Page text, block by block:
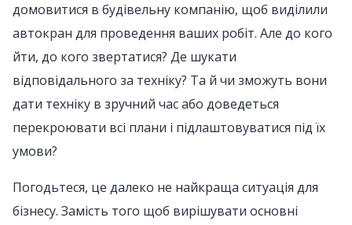
домовитися в будівельну компанію, щоб виділили
автокран для проведення ваших робіт. Але до кого
йти, до кого звертатися? Де шукати
відповідального за техніку? Та й чи зможуть вони
дати техніку в зручний час або доведеться
перекроювати всі плани і підлаштовуватися під їх
умови?
Погодьтеся, це далеко не найкраща ситуація для
бізнесу. Замість того щоб вирішувати основні